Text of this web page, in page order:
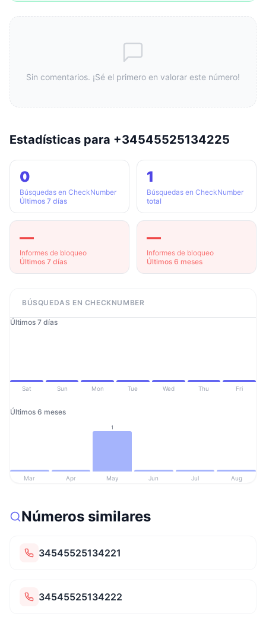
Sin comentarios. ¡Sé el primero en valorar este número!
Estadísticas para +34545525134225
0
Búsquedas en CheckNumber
Últimos 7 días
1
Búsquedas en CheckNumber
total
—
Informes de bloqueo
Últimos 7 días
—
Informes de bloqueo
Últimos 6 meses
BÚSQUEDAS EN CHECKNUMBER
Últimos 7 días
Sat Sun Mon Tue Wed Thu Fri
Últimos 6 meses
1
Mar Apr May Jun Jul Aug
Números similares
34545525134221
34545525134222